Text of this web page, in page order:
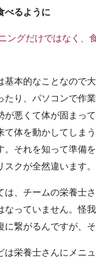
るように
グだけではなく、
基本的なことなので
たり、パソコンで作
が悪くて体が固まっ
て体を動かしてしま
。それを知って準備
スクが全然違います。
は、チームの栄養士
なっていません。怪
に繋がるんですが、
は栄養士さんにメニ